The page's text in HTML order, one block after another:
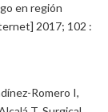
en región
2017; 102 :
Romero I,